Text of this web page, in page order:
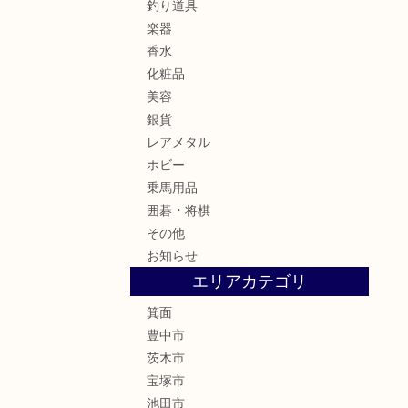
釣り道具
楽器
香水
化粧品
美容
銀貨
レアメタル
ホビー
乗馬用品
囲碁・将棋
その他
お知らせ
エリアカテゴリ
箕面
豊中市
茨木市
宝塚市
池田市